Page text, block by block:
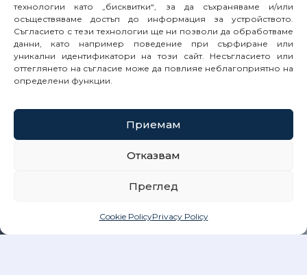
технологии като „бисквитки“, за да съхраняваме и/или
осъществяваме достъп до информация за устройството.
Съгласието с тези технологии ще ни позволи да обработваме
данни, като например поведение при сърфиране или
уникални идентификатори на този сайт. Несъгласието или
оттеглянето на съгласие може да повлияе неблагоприятно на
определени функции.
Приемам
Отказвам
Преглед
Cookie PolicyPrivacy Policy